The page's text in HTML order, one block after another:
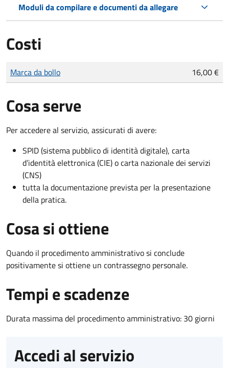
Moduli da compilare e documenti da allegare
Costi
Tipo di pagamento
Importo
Marca da bollo 16,00 €
Cosa serve
Per accedere al servizio, assicurati di avere:
SPID (sistema pubblico di identità digitale), carta
d’identità elettronica (CIE) o carta nazionale dei servizi
(CNS)
tutta la documentazione prevista per la presentazione
della pratica.
Cosa si ottiene
Quando il procedimento amministrativo si conclude
positivamente si ottiene un contrassegno personale.
Tempi e scadenze
Durata massima del procedimento amministrativo: 30 giorni
Accedi al servizio